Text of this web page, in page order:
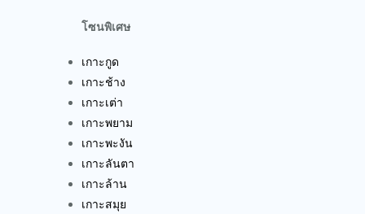
โซนพิเศษ
เกาะกูด
เกาะช้าง
เกาะเต่า
เกาะพยาม
เกาะพะงัน
เกาะลันตา
เกาะล้าน
เกาะสมุย